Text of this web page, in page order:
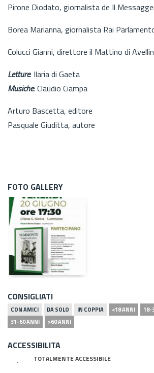
Pirone Diodato, giornalista de Il
Borea Marianna, giornalista Rai
Colucci Gianni, direttore il Mattino di
Letture: Ilaria di Gaeta
Musiche: Claudio Ciampa
Arturo Bascetta, editore
Pasquale Giuditta, autore
FOTO GALLERY
CONSIGLIATI
CON AMICI DA SOLO IN COPPIA <18 ANNI
18-
31-60 ANNI
>60 ANNI
ACCESSIBILITA
TOTALMENTE ACCESSIBILE